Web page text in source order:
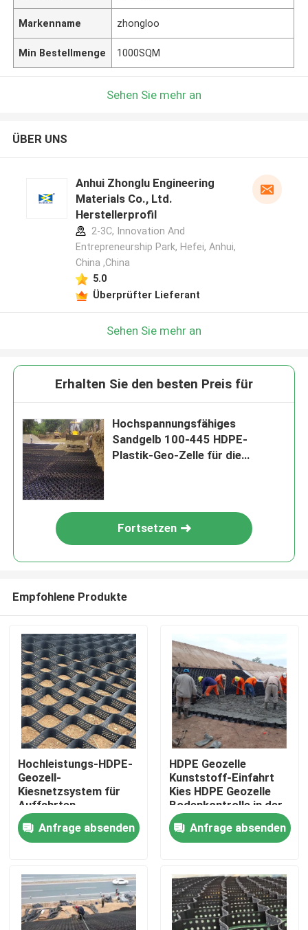
Startseite
Produkte
Videos
Markenname zhongloo
Min Bestellmenge 1000SQM
Sehen Sie mehr an
ÜBER UNS
Anhui Zhonglu Engineering
Materials Co., Ltd.
Herstellerprofil
2-3C, Innovation And
Entrepreneurship Park, Hefei, Anhui,
China ,China
5.0
Überprüfter Lieferant
Sehen Sie mehr an
Erhalten Sie den besten Preis für
Hochspannungsfähiges
Sandgelb 100-445 HDPE-
Plastik-Geo-Zelle für die
Fortsetzen
Empfohlene Produkte
Hochleistungs-HDPE-
Geozell-
Kiesnetzsystem für
Auffahrten,
Bodenstabilisierung,
Hangschutz und
Stützmauerverstärkung
Anfrage absenden
HDPE Geozelle
Kunststoff-Einfahrt
Kies HDPE Geozelle
Bodenkontrolle in der
Straße zur
Straßenverstärkung
Böschungsschutz
Autobahn
Anfrage absenden